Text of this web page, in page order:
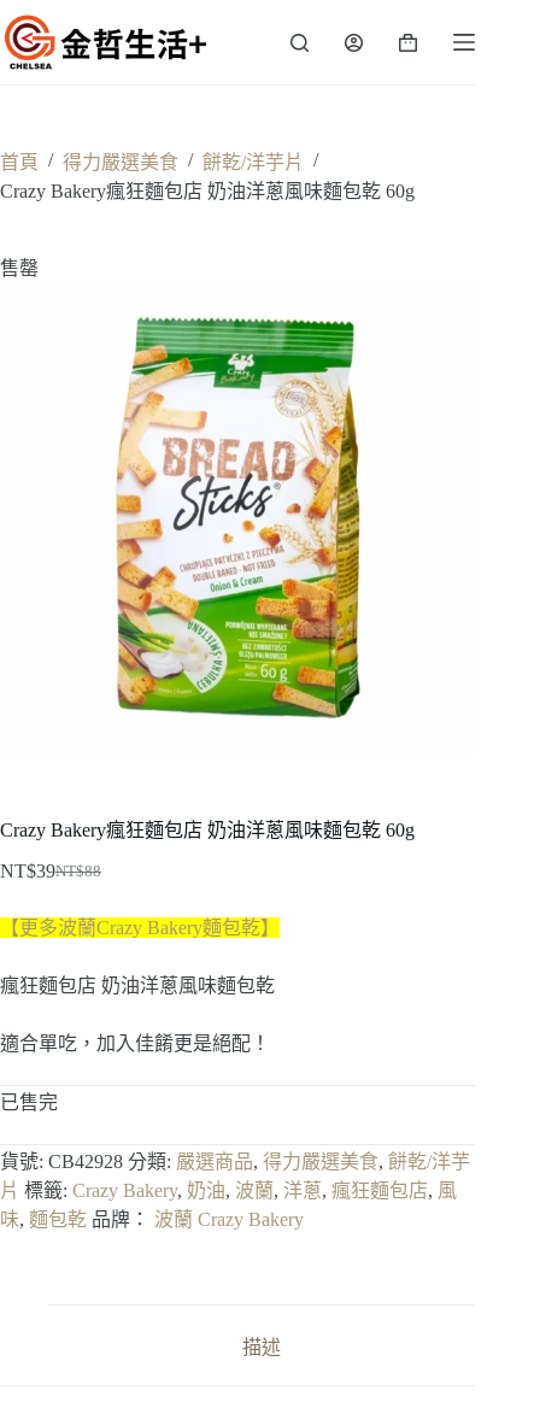
跳
至
主
容
購
首頁 / 得力嚴選美食 / 餅乾/洋芋片
/
Crazy Bakery瘋狂麵包店 奶油洋蔥風味麵包乾 60g
售罄
Crazy Bakery瘋狂麵包店 奶油洋蔥風味麵包乾 60g
NT$88
始
價
格：
NT$39
前
價
格：
【更多波蘭Crazy Bakery麵包乾】
瘋狂麵包店 奶油洋蔥風味麵包乾
適合單吃，加入佳餚更是絕配！
已售完
貨號: CB42928 分類: 嚴選商品, 得力嚴選美食, 餅乾/洋芋
片 標籤: Crazy Bakery, 奶油, 波蘭, 洋蔥, 瘋狂麵包店, 風
味, 麵包乾 品牌： 波蘭 Crazy Bakery
描述